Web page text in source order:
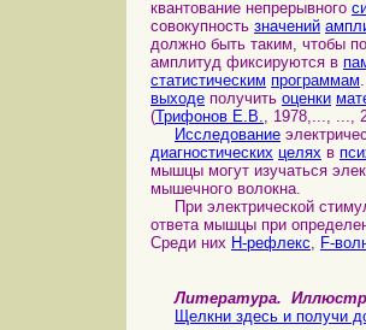
квантование непрерывного
совокупность значений
должно быть таким, чтобы
амплитуд фиксируются в
статистическим программам
выходе получить оценки
(Трифонов Е.В., 1978,..., ...,
Исследование
диагностических целях в
мышцы могут изучаться
мышечного волокна.
При электрической
ответа мышцы при
Среди них H-рефлекс, F-
Литература.
Щелкни здесь и получи